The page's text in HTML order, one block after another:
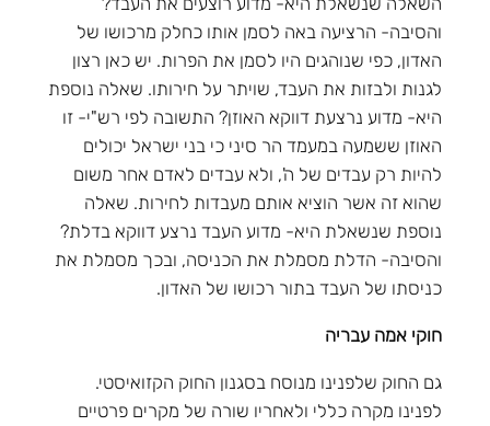
והסיבה- הרציעה באה לסמן אותו כחלק מרכושו של
האדון, כפי שנוהגים היו לסמן את הפרות. יש כאן רצון
לגנות ולבזות את העבד, שויתר על חירותו. שאלה נוספת
היא- מדוע נרצעת דווקא האוזן? התשובה לפי רש"י- זו
האוזן ששמעה במעמד הר סיני כי בני ישראל יכולים
להיות רק עבדים של ה', ולא עבדים לאדם אחר משום
שהוא זה אשר הוציא אותם מעבדות לחירות. שאלה
נוספת שנשאלת היא- מדוע העבד נרצע דווקא בדלת?
והסיבה- הדלת מסמלת את הכניסה, ובכך מסמלת את
כניסתו של העבד בתור רכושו של האדון.
חוקי אמה עבריה
גם החוק שלפנינו מנוסח בסגנון החוק הקזואיסטי.
לפנינו מקרה כללי ולאחריו שורה של מקרים פרטיים